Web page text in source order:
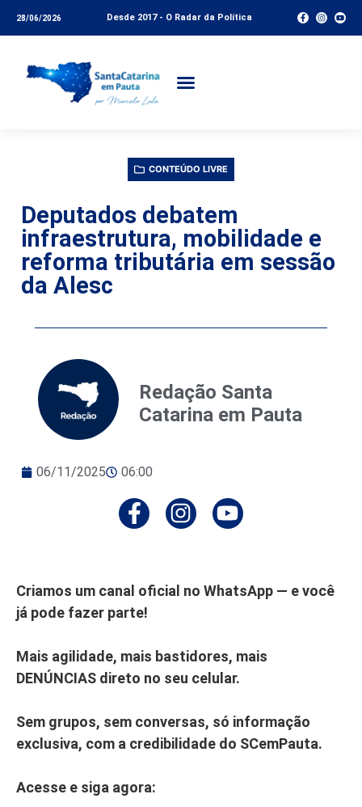
28/06/2026 Desde 2017 - O Radar da Política
CONTEÚDO LIVRE
Deputados debatem
infraestrutura, mobilidade e
reforma tributária em sessão
da Alesc
Redação Santa
Catarina em Pauta
06/11/2025 06:00
Criamos um canal oficial no WhatsApp — e você
já pode fazer parte!
Mais agilidade, mais bastidores, mais
DENÚNCIAS direto no seu celular.
Sem grupos, sem conversas, só informação
exclusiva, com a credibilidade do SCemPauta.
Acesse e siga agora: